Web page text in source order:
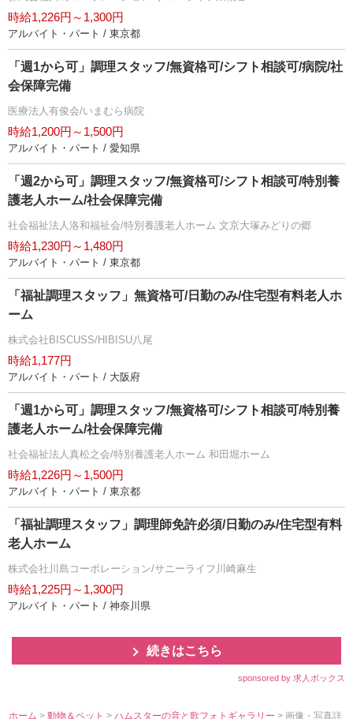
時給1,226円～1,300円
アルバイト・パート / 東京都
「週1から可」調理スタッフ/無資格可/シフト相談可/病院/社
会保障完備
医療法人有俊会/いまむら病院
時給1,200円～1,500円
アルバイト・パート / 愛知県
「週2から可」調理スタッフ/無資格可/シフト相談可/特別養
護老人ホーム/社会保障完備
社会福祉法人洛和福祉会/特別養護老人ホーム 文京大塚みどりの郷
時給1,230円～1,480円
アルバイト・パート / 東京都
「福祉調理スタッフ」無資格可/日勤のみ/住宅型有料老人ホ
ーム
株式会社BISCUSS/HIBISU八尾
時給1,177円
アルバイト・パート / 大阪府
「週1から可」調理スタッフ/無資格可/シフト相談可/特別養
護老人ホーム/社会保障完備
社会福祉法人真松之会/特別養護老人ホーム 和田堀ホーム
時給1,226円～1,500円
アルバイト・パート / 東京都
「福祉調理スタッフ」調理師免許必須/日勤のみ/住宅型有料
老人ホーム
株式会社川島コーポレーション/サニーライフ川崎麻生
時給1,225円～1,300円
アルバイト・パート / 神奈川県
続きはこちら
sponsored by 求人ボックス
ホーム >動物＆ペット>ハムスターの音と歌フォトギャラリー> 画像・写真詳